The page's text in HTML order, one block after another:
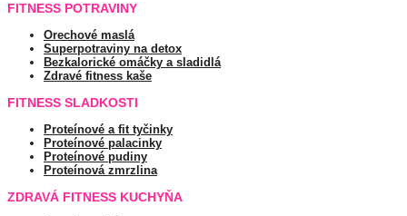
FITNESS POTRAVINY
Orechové maslá
Superpotraviny na detox
Bezkalorické omáčky a sladidlá
Zdravé fitness kaše
FITNESS SLADKOSTI
Proteínové a fit tyčinky
Proteínové palacinky
Proteínové pudiny
Proteínová zmrzlina
ZDRAVÁ FITNESS KUCHYŇA